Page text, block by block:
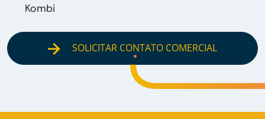
Kombi
SOLICITAR CONTATO COMERCIAL